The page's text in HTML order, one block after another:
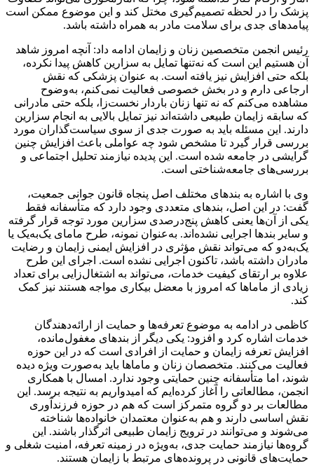
پزشک را در لحظه تصمیم‌گیری مختل کند و این موضوع ممکن است
پیامدهای جدی برای سلامت مادر به همراه داشته باشد.
رئیس انجمن متخصصین زنان و زایمان ادامه داد: آنچه امروز شاهد
آن هستیم این است که نه‌تنها تمایل به سزارین کاهش پیدا نکرده،
بلکه حتی افزایش نیز یافته است. به عنوان پزشکی که نقش
ارجاعی دارم و در بخش خصوصی فعالیت نمی‌کنم، به‌وضوح
مشاهده می‌کنم که نه تنها زنان باردار نخست‌زا، بلکه حتی مادرانی
که سابقه زایمان طبیعی داشته‌اند نیز تمایل بالایی به انجام سزارین
دارند. این مسئله باید به صورت جدی از سوی سیاست‌گذاران مورد
بررسی قرار گیرد تا مشخص شود چه عواملی باعث افزایش چنین
گرایشی در جامعه شده است. این پدیده نیازمند تحلیل اجتماعی و
بررسی‌های جامعه‌شناختی است.
وی با اشاره به بندهای مختلف اصل پنجاه قانون جوانی جمعیت،
گفت: در این اصل، بندهای متعددی وجود دارد که متأسفانه فقط
یکی از آن‌ها یعنی کاهش پنج‌درصدی سزارین مورد توجه قرار گرفته
و سایر بندها اجرایی نشده‌اند. به‌عنوان نمونه، طرح مامای یک‌به‌یک یا
یک‌به‌دو که می‌تواند نقش مؤثری در افزایش ایمنی زایمان و رضایت
مادران داشته باشد، تاکنون اجرایی نشده است. اجرای این طرح
علاوه بر ارتقای کیفیت خدمات، می‌تواند به اشتغال‌زایی برای تعداد
زیادی از ماماها که امروز با معضل بیکاری مواجه هستند نیز کمک
کند.
کاظمی در ادامه به موضوع تعرفه‌ها و حمایت از ارائه‌دهندگان
خدمات اشاره کرد و افزود: یکی دیگر از بندهای مغفول‌مانده،
افزایش تعرفه زایمان و حمایت از افرادی است که در این حوزه
فعالیت می‌کنند. متخصصان زنان و ماماها باید به‌صورت ویژه دیده
شوند، اما متأسفانه چنین حمایتی وجود ندارد. امسال با همکاری
انجمن، مطالعاتی را آغاز کرده‌ایم که امیدواریم به نتیجه برسد. این
مطالعات بر دو گروه متمرکز است که هم در حوزه فرزندآوری
نقش اساسی دارند و هم به‌عنوان معتمدان خانواده‌ها شناخته
می‌شوند و می‌توانند در ترویج زایمان طبیعی اثرگذار باشند. این
گروه‌ها نیازمند حمایت جدی، به‌ویژه در زمینه تعرفه، امنیت شغلی و
حمایت‌های قانونی در پرونده‌های مرتبط با زایمان هستند.